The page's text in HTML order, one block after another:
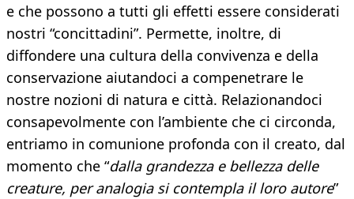
e che possono a tutti gli effetti essere considerati
nostri “concittadini”. Permette, inoltre, di
diffondere una cultura della convivenza e della
conservazione aiutandoci a compenetrare le
nostre nozioni di natura e città. Relazionandoci
consapevolmente con l’ambiente che ci circonda,
entriamo in comunione profonda con il creato, dal
momento che “dalla grandezza e bellezza delle
creature, per analogia si contempla il loro autore”